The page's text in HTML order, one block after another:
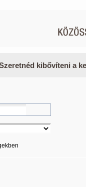
kibővíteni a